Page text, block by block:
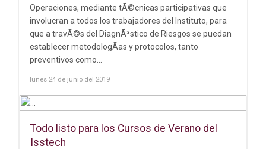
Operaciones, mediante tÃ©cnicas participativas que
involucran a todos los trabajadores del Instituto, para
que a travÃ©s del DiagnÃ³stico de Riesgos se puedan
establecer metodologÃ­as y protocolos, tanto
preventivos como...
lunes 24 de junio del 2019
Todo listo para los Cursos de Verano del
Isstech